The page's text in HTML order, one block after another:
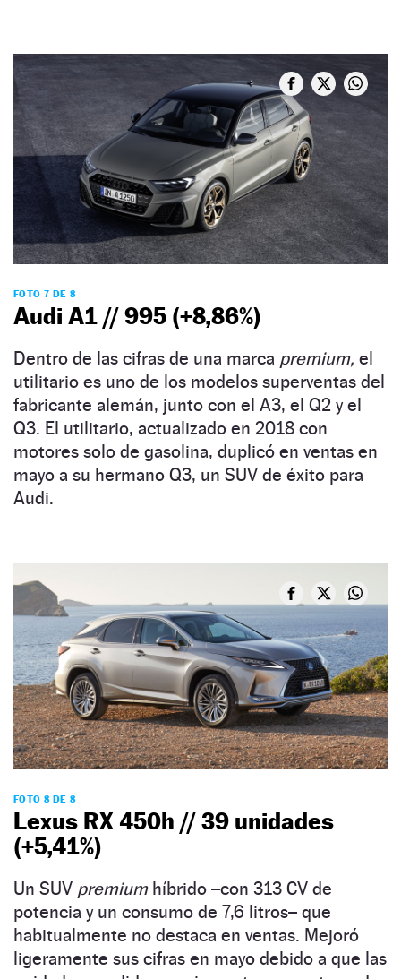
FOTO 7 DE 8
Audi A1 // 995 (+8,86%)
Dentro de las cifras de una marca premium, el
utilitario es uno de los modelos superventas del
fabricante alemán, junto con el A3, el Q2 y el
Q3. El utilitario, actualizado en 2018 con
motores solo de gasolina, duplicó en ventas en
mayo a su hermano Q3, un SUV de éxito para
Audi.
FOTO 8 DE 8
Lexus RX 450h // 39 unidades
(+5,41%)
Un SUV premiumhíbrido –con 313 CV de
potencia y un consumo de 7,6 litros– que
habitualmente no destaca en ventas. Mejoró
ligeramente sus cifras en mayo debido a que las